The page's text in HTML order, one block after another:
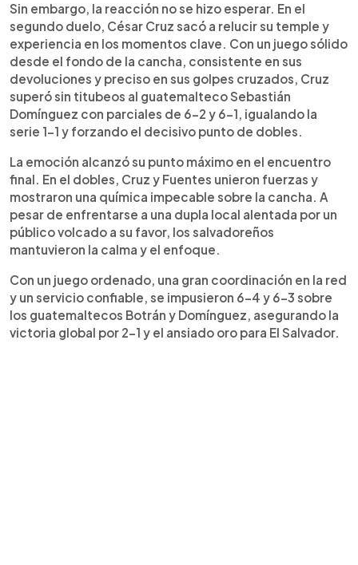
Sin embargo, la reacción no se hizo esperar. En el
segundo duelo, César Cruz sacó a relucir su temple y
experiencia en los momentos clave. Con un juego sólido
desde el fondo de la cancha, consistente en sus
devoluciones y preciso en sus golpes cruzados, Cruz
superó sin titubeos al guatemalteco Sebastián
Domínguez con parciales de 6-2 y 6-1, igualando la
serie 1-1 y forzando el decisivo punto de dobles.
La emoción alcanzó su punto máximo en el encuentro
final. En el dobles, Cruz y Fuentes unieron fuerzas y
mostraron una química impecable sobre la cancha. A
pesar de enfrentarse a una dupla local alentada por un
público volcado a su favor, los salvadoreños
mantuvieron la calma y el enfoque.
Con un juego ordenado, una gran coordinación en la red
y un servicio confiable, se impusieron 6-4 y 6-3 sobre
los guatemaltecos Botrán y Domínguez, asegurando la
victoria global por 2-1 y el ansiado oro para El Salvador.